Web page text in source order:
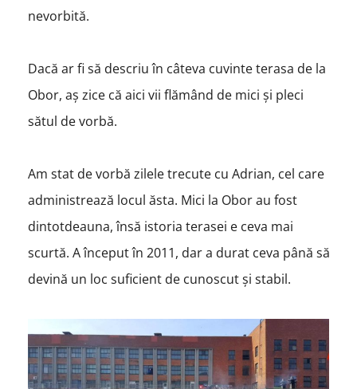
nevorbită.
Dacă ar fi să descriu în câteva cuvinte terasa de la
Obor, aș zice că aici vii flămând de mici și pleci
sătul de vorbă.
Am stat de vorbă zilele trecute cu Adrian, cel care
administrează locul ăsta. Mici la Obor au fost
dintotdeauna, însă istoria terasei e ceva mai
scurtă. A început în 2011, dar a durat ceva până să
devină un loc suficient de cunoscut și stabil.